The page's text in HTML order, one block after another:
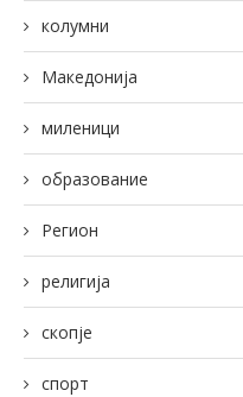
колумни
Македонија
миленици
образование
Регион
религија
скопје
спорт